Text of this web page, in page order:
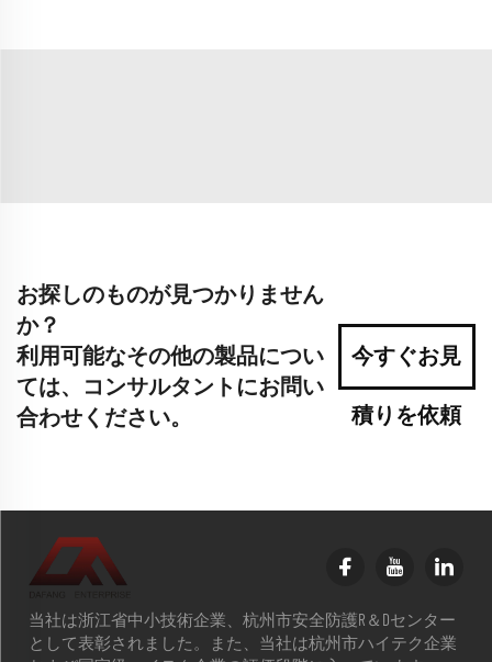
お探しのものが見つかりません
か？
利用可能なその他の製品につい
ては、コンサルタントにお問い
合わせください。
今すぐお見
積りを依頼
当社は浙江省中小技術企業、杭州市安全防護R＆Dセンター
として表彰されました。また、当社は杭州市ハイテク企業